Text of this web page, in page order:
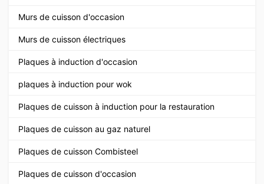
Murs de cuisson d'occasion
Murs de cuisson électriques
Plaques à induction d'occasion
plaques à induction pour wok
Plaques de cuisson à induction pour la restauration
Plaques de cuisson au gaz naturel
Plaques de cuisson Combisteel
Plaques de cuisson d'occasion